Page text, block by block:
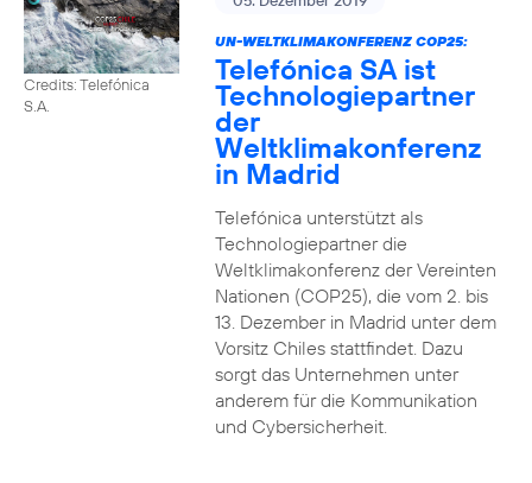
Credits: Telefónica
S.A.
UN-WELTKLIMAKONFERENZ COP25:
Telefónica SA ist
Technologiepartner
der
Weltklimakonferenz
in Madrid
Telefónica unterstützt als
Technologiepartner die
Weltklimakonferenz der Vereinten
Nationen (COP25), die vom 2. bis
13. Dezember in Madrid unter dem
Vorsitz Chiles stattfindet. Dazu
sorgt das Unternehmen unter
anderem für die Kommunikation
und Cybersicherheit.